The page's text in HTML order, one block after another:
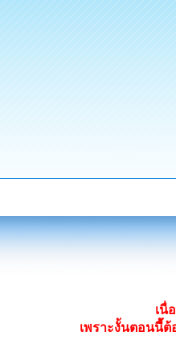
เนื่
เพราะงั้นตอนนี้